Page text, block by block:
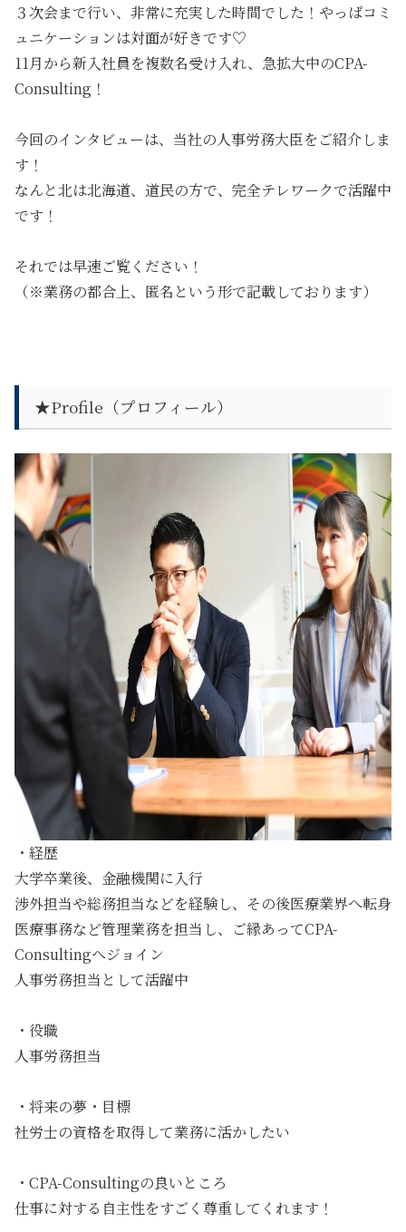
３次会まで行い、非常に充実した時間でした！やっぱコミ
ュニケーションは対面が好きです♡
11月から新入社員を複数名受け入れ、急拡大中のCPA-
Consulting！
今回のインタビューは、当社の人事労務大臣をご紹介しま
す！
なんと北は北海道、道民の方で、完全テレワークで活躍中
です！
それでは早速ご覧ください！
（※業務の都合上、匿名という形で記載しております）
★Profile（プロフィール）
・経歴
大学卒業後、金融機関に入行
渉外担当や総務担当などを経験し、その後医療業界へ転身
医療事務など管理業務を担当し、ご縁あってCPA-
Consultingへジョイン
人事労務担当として活躍中
・役職
人事労務担当
・ 将来の夢・目標
社労士の資格を取得して業務に活かしたい
・ CPA-Consultingの良いところ
仕事に対する自主性をすごく尊重してくれます！